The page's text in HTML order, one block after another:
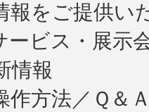
報をご提供い
ービス・展示
情報
作方法／Ｑ＆